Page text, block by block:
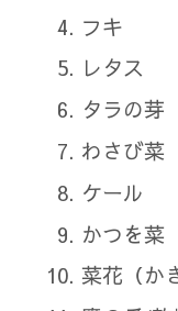
フキ
レタス
タラの芽
わさび菜
ケール
かつを菜
菜花（か